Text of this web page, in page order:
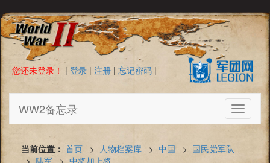
您还未登录！ | 登录 | 注册 | 忘记密码 |
Toggle
WW2备忘录
当前位置： 首页 > 人物档案库 > 中国 > 国民党军队
> 陆军 > 中将加上将